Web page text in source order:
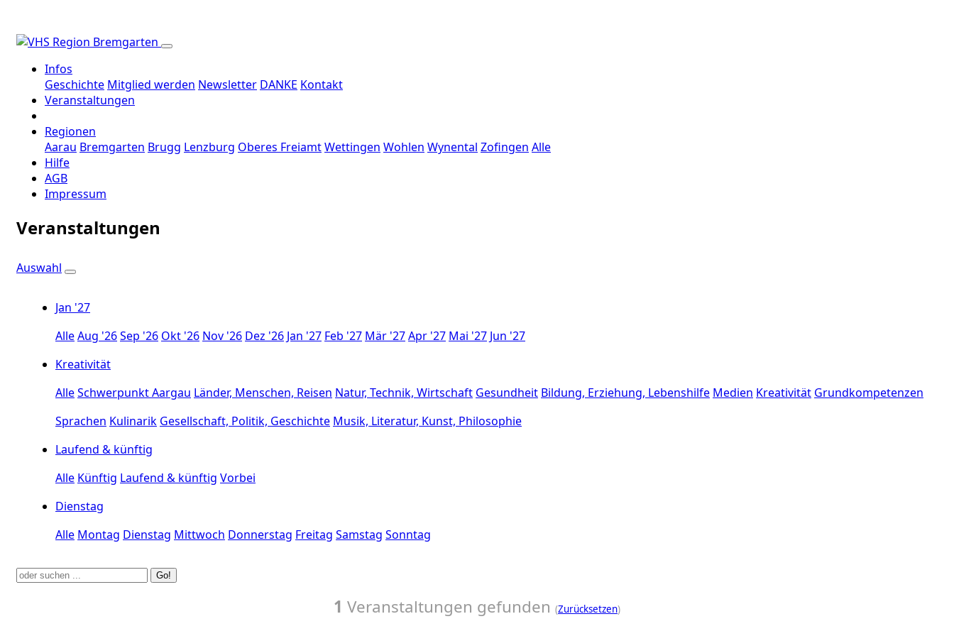
Infos
Geschichte Mitglied werden Newsletter DANKE Kontakt
Veranstaltungen
Regionen
Aarau Bremgarten Brugg Lenzburg Oberes FreiamtWettingen Wohlen Wynental Zofingen Alle
Hilfe
AGB
Impressum
Veranstaltungen
Auswahl
Jan '27
AlleAug '26Sep '26 Okt '26 Nov '26 Dez '26 Jan '27 Feb '27 Mär '27Apr '27 Mai '27 Jun '27
Kreativität
AlleSchwerpunkt Aargau Länder, Menschen, Reisen Natur, Technik, Wirtschaft Gesundheit Bildung, Erziehung, Lebenshilfe Medien Kreativität Grundkompetenzen
Sprachen Kulinarik Gesellschaft, Politik, Geschichte Musik, Literatur, Kunst, Philosophie
Laufend & künftig
Alle Künftig Laufend & künftig Vorbei
Dienstag
Alle Montag Dienstag Mittwoch Donnerstag Freitag Samstag Sonntag
Go!
1 Veranstaltungen gefunden (Zurücksetzen)